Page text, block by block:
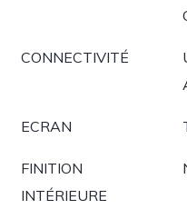
CONNECTIVITÉ
ECRAN
FINITION
INTÉRIEURE